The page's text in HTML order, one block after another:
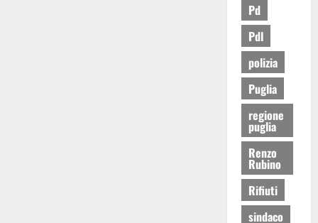
Pd
Pdl
polizia
Puglia
regione
puglia
Renzo
Rubino
Rifiuti
sindaco